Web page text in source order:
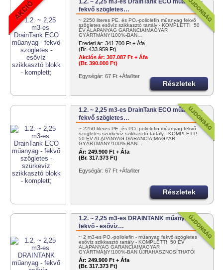
1.2. ~ 2,25 m3-es DrainTank ECO műanyag -
fekvő szögletes…
~ 2250 literes PE. és PO.-poliolefin műanyag fekvő
szögletes esővíz szikkasztó tartály - KOMPLETT! 50
ÉV ALAPANYAG GARANCIA!MAGYAR
GYÁRTMÁNY!100%-BAN…
Eredeti ár: 341.700 Ft + Áfa
(Br. 433.959 Ft)
Akciós ár: 307.087 Ft + Áfa
(Br. 390.000 Ft)
Egységár: 67 Ft +Áfa/liter
Részletek
1.2. ~ 2,25 m3-es DrainTank ECO műanyag -
fekvő szögletes…
~ 2250 literes PE. és PO.-poliolefin műanyag fekvő
szögletes szürkevíz szikkasztó tartály - KOMPLETT!
50 ÉV ALAPANYAG GARANCIA!MAGYAR
GYÁRTMÁNY!100%-BAN…
Ár: 249.900 Ft + Áfa
(Br. 317.373 Ft)
Egységár: 67 Ft +Áfa/liter
Részletek
1.2. ~ 2,25 m3-es DRAINTANK műanyag -
fekvő - esővíz…
~ 2 m3-es PO.-poliolefin - műanyag fekvő szögletes
esővíz szikkasztó tartály - KOMPLETT! 50 ÉV
ALAPANYAG GARANCIA!MAGYAR
GYÁRTMÁNY!100%-BAN ÚJRAHASZNOSÍTHATÓ!
EGYSZERŰEN…
Ár: 249.900 Ft + Áfa
(Br. 317.373 Ft)